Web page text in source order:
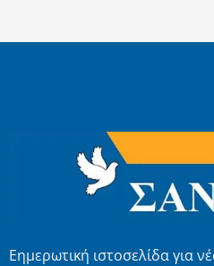
Εημερωτική ιστοσελίδα για